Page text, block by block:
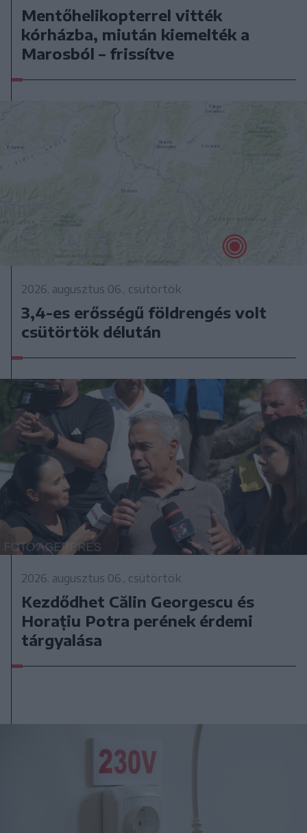
Mentőhelikopterrel vitték
kórházba, miután kiemelték a
Marosból – frissítve
2026. augusztus 06., csütörtök
3,4-es erősségű földrengés volt
csütörtök délután
2026. augusztus 06., csütörtök
Kezdődhet Călin Georgescu és
Horațiu Potra perének érdemi
tárgyalása